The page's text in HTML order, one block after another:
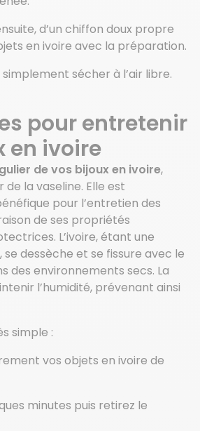
d’un chiffon doux propre
en ivoire avec la préparation.
simplement sécher à l’air libre.
pour entretenir
en ivoire
de vos bijoux en ivoire,
de la vaseline. Elle est
pour l’entretien des
de ses propriétés
L’ivoire, étant une
dessèche et se fissure avec le
des environnements secs. La
l’humidité, prévenant ainsi
simple :
vos objets en ivoire de
minutes puis retirez le